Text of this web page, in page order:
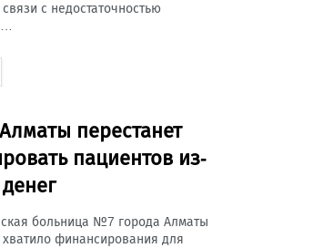
с недостаточностью
перестанет
пациентов из-
больница №7 города Алматы
финансирования для